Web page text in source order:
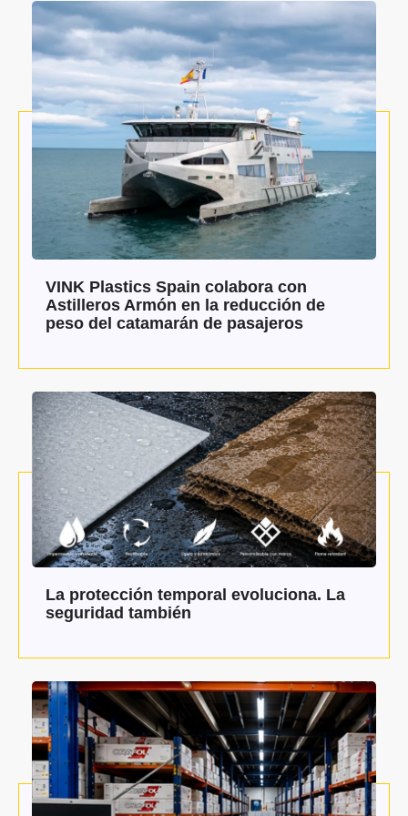
VINK Plastics Spain colabora con
Astilleros Armón en la reducción de
peso del catamarán de pasajeros
La protección temporal evoluciona. La
seguridad también